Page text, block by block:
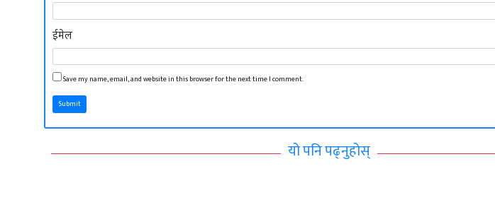
ईमेल
Save my name, email, and website in this browser for the next time I comment.
Submit
यो पनि पढ्नुहोस्